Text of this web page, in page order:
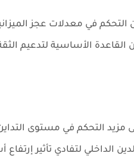
التحكم في معدلات عجز
2018 بحيث تكون القاعدة
التحكم في مستوى
الداخلي لتفادي تأثير